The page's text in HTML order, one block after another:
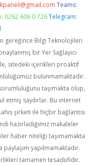
Teams:
0262 606 0 726 Telegram:
gereğince Bilgi Teknolojileri
bir Yer Sağlayıcı
sitedeki içerikleri proaktif
bulunmamaktadır.
taşımakta olup,
etmiş sayılırlar. Bu internet
şirketi ile hiçbir bağlantısı
hazırladığımız makaleler
haber niteliği taşımamakta
yapılmamaktadır.
tamamen tesadüfidir.